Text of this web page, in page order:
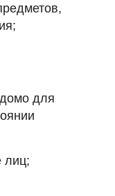
для
лиц;